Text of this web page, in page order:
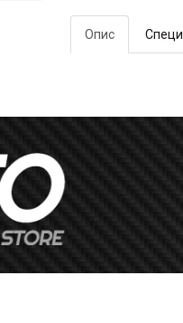
Опис